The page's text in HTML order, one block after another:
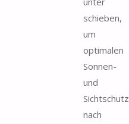
schieben,
um
optimalen
Sonnen-
und
Sichtschutz
nach